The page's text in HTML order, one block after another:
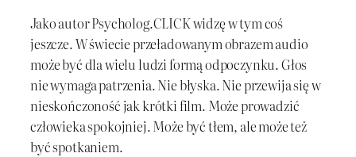
Jako autor Psycholog.CLICK widzę w tym coś
jeszcze. W świecie przeładowanym obrazem audio
może być dla wielu ludzi formą odpoczynku. Głos
nie wymaga patrzenia. Nie błyska. Nie przewija się w
nieskończoność jak krótki film. Może prowadzić
człowieka spokojniej. Może być tłem, ale może też
być spotkaniem.